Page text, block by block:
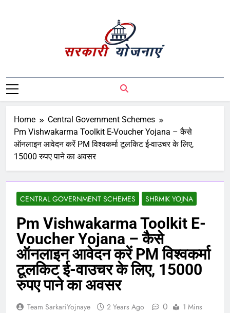
Sarkari Yojnaye
सरकारी योजनाएं | Central Government
Schemes | State Government Schemes |
PM Modi Schemes | Place To Find All The
Central And State Government Schemes
Home
Central Government Schemes
Pm Vishwakarma Toolkit E-Voucher Yojana – कैसे
ऑनलाइन आवेदन करें PM विश्वकर्मा टूलकिट ई-वाउचर के लिए,
15000 रुपए पाने का अवसर
CENTRAL GOVERNMENT SCHEMES SHRMIK YOJNA
Pm Vishwakarma Toolkit E-
Voucher Yojana – कैसे
ऑनलाइन आवेदन करें PM विश्वकर्मा
टूलकिट ई-वाउचर के लिए, 15000
रुपए पाने का अवसर
Team SarkariYojnaye 2 Years Ago 0 1 Mins